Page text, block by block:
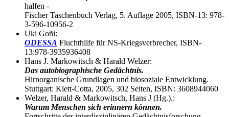
halfen -
Fischer Taschenbuch Verlag, 5. Auflage 2005, ISBN-13: 978-
3-596-10956-2
Uki Goñi:
ODESSA Fluchthilfe für NS-Kriegsverbrecher, ISBN-
13:978-3935936408
Hans J. Markowitsch & Harald Welzer:
Das autobiographische Gedächtnis.
Hirnorganische Grundlagen und biosoziale Entwicklung.
Stuttgart: Klett-Cotta, 2005, 302 Seiten, ISBN: 3608944060
Welzer, Harald & Markowitsch, Hans J (Hg.).:
Warum Menschen sich erinnern können.